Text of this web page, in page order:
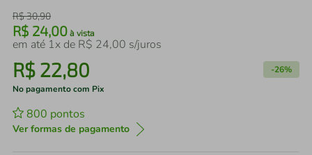
R$30,90
R$ 24,00 à vista
em até 1x de R$ 24,00 s/juros
R$ 22,80 -26%
No pagamento com Pix
800 pontos
Ver formas de pagamento